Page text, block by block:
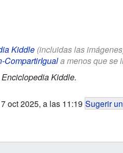
Kiddle(incluidas las
CompartirIguala menos que se
Enciclopedia Kiddle.
oct 2025, a las 11:19 Sugerir